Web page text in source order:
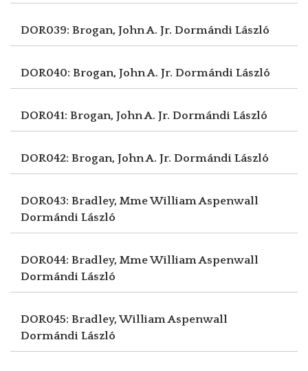
DOR039: Brogan, John A. Jr. Dormándi László
DOR040: Brogan, John A. Jr. Dormándi László
DOR041: Brogan, John A. Jr. Dormándi László
DOR042: Brogan, John A. Jr. Dormándi László
DOR043: Bradley, Mme William Aspenwall
Dormándi László
DOR044: Bradley, Mme William Aspenwall
Dormándi László
DOR045: Bradley, William Aspenwall
Dormándi László